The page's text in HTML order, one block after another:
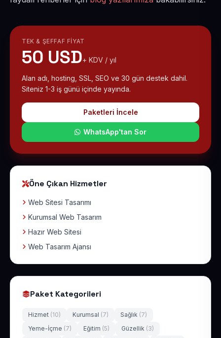
TEK & ŞEFFAF FIYAT
50 USD+ KDV / yıl
Alan adı, hosting, SSL, SEO ve 30 gün destek dahil.
Siteniz 1-3 iş günü içinde yayında.
Paketleri İncele
WhatsApp'tan Sor
Öne Çıkan Hizmetler
Web Sitesi Tasarımı
Kurumsal Web Tasarım
Hazır Web Sitesi
Web Tasarım Ajansı
Paket Kategorileri
Hizmet (10) Kurumsal (7) Sağlık (7)
Yeme-İçme (7) Eğitim (5) Güzellik (3)